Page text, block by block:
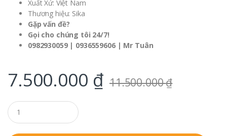
Xuất Xứ: Việt Nam
Thương hiệu: Sika
Gặp vấn đề?
Gọi cho chúng tôi 24/7!
0982930059 | 0936559606 | Mr Tuân
7.500.000 ₫ 11.500.000₫
Q
u
a